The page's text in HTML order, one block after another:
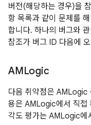
버전(해당하는 경우)을
항 목록과 같이 문제를
합니다. 하나의 버그와
참조가 버그 ID 다음에
AMLogic
다음 취약점은 AMLogic
용은 AMLogic에서 직접
각도 평가는 AMLogic에